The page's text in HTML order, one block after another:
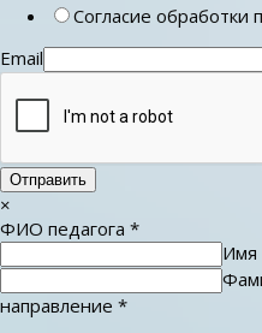
Согласие обработки
Email
Отправить
×
ФИО педагога *
Имя
направление *